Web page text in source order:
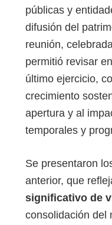
públicas y
difusión del
reunión,
permitió revisar
último ejercicio,
crecimiento
apertura y al
temporales y
Se presentaron
anterior, que
significativo de
consolidación del